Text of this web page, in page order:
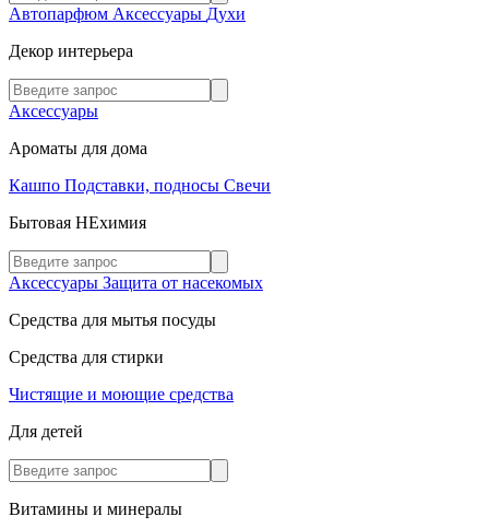
Автопарфюм Аксессуары Духи
Декор интерьера
Аксессуары
Ароматы для дома
Кашпо Подставки, подносы Свечи
Бытовая НЕхимия
Аксессуары Защита от насекомых
Средства для мытья посуды
Средства для стирки
Чистящие и моющие средства
Для детей
Витамины и минералы